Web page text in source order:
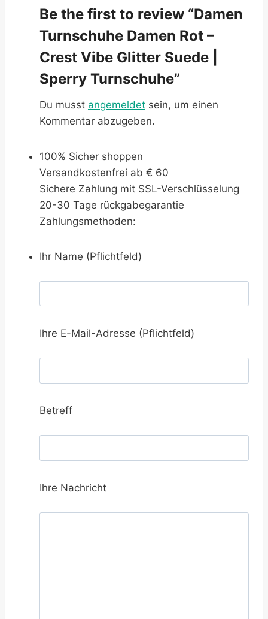
Be the first to review “Damen
Turnschuhe Damen Rot –
Crest Vibe Glitter Suede |
Sperry Turnschuhe”
Du musst angemeldet sein, um einen
Kommentar abzugeben.
100% Sicher shoppen
Versandkostenfrei ab € 60
Sichere Zahlung mit SSL-Verschlüsselung
20-30 Tage rückgabegarantie
Zahlungsmethoden:
Ihr Name (Pflichtfeld)
Ihre E-Mail-Adresse (Pflichtfeld)
Betreff
Ihre Nachricht